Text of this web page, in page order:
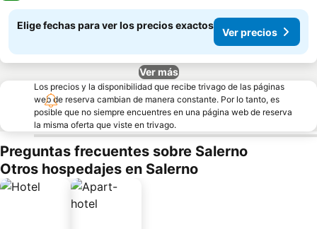
Elige fechas para ver los precios exactos
Ver precios
Ver más
Los precios y la disponibilidad que recibe trivago de las páginas
web de reserva cambian de manera constante. Por lo tanto, es
posible que no siempre encuentres en una página web de reserva
la misma oferta que viste en trivago.
Preguntas frecuentes sobre Salerno
Otros hospedajes en Salerno